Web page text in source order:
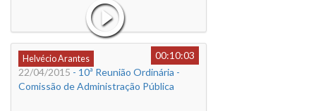
Helvécio Arantes
00:10:03
22/04/2015 - 10ª Reunião Ordinária -
Comissão de Administração Pública